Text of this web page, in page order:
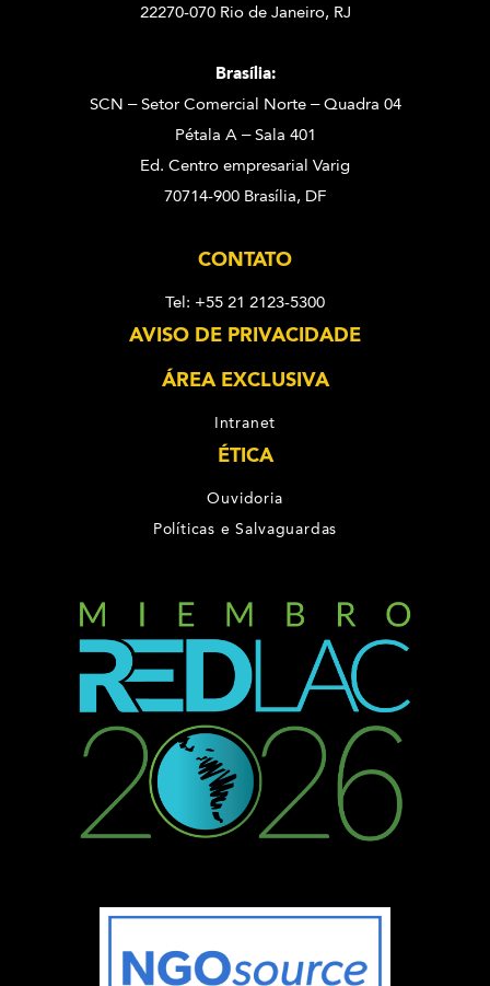
22270-070 Rio de Janeiro, RJ
Brasília:
SCN – Setor Comercial Norte – Quadra 04
Pétala A – Sala 401
Ed. Centro empresarial Varig
70714-900 Brasília, DF
CONTATO
Tel: +55 21 2123-5300
AVISO DE PRIVACIDADE
ÁREA EXCLUSIVA
Intranet
ÉTICA
Ouvidoria
Políticas e Salvaguardas